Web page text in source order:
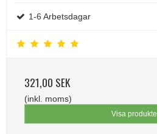
1-6 Arbetsdagar
321,00 SEK
(inkl. moms)
Visa